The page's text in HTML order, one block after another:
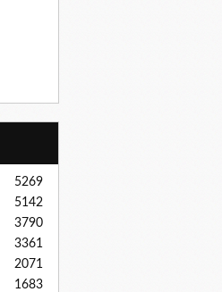
5269
5142
3790
3361
2071
1683